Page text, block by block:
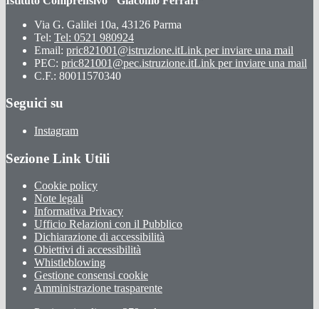
Via G. Galilei 10a, 43126 Parma
Tel: Tel: 0521 980924
Email: pric821001@istruzione.itLink per inviare una mail
PEC: pric821001@pec.istruzione.itLink per inviare una mail
C.F.: 80011570340
Seguici su
Instagram
Sezione Link Utili
Cookie policy
Note legali
Informativa Privacy
Ufficio Relazioni con il Pubblico
Dichiarazione di accessibilità
Obiettivi di accessibilità
Whistleblowing
Gestione consensi cookie
Amministrazione trasparente